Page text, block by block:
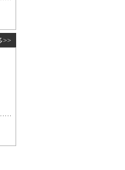
>>